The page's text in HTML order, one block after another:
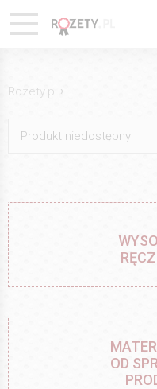
Rozety.pl ›
Produkt niedostępny
OD